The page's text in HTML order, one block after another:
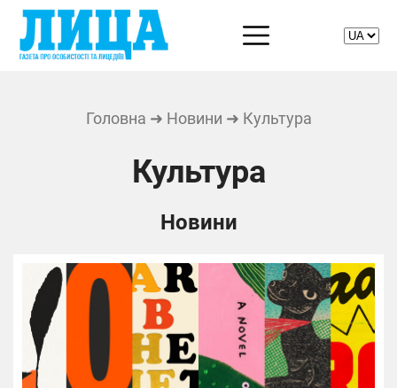
Головна ➜ Новини ➜ Культура
Культура
Новини